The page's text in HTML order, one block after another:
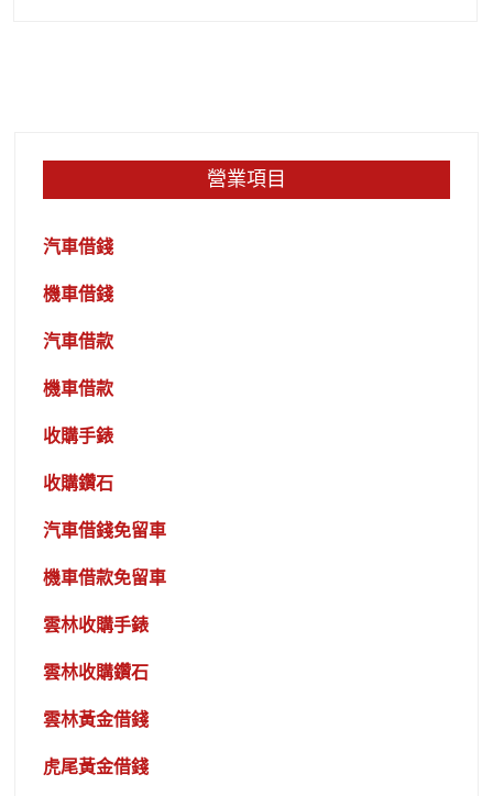
營業項目
汽車借錢
機車借錢
汽車借款
機車借款
收購手錶
收購鑽石
汽車借錢免留車
機車借款免留車
雲林收購手錶
雲林收購鑽石
雲林黃金借錢
虎尾黃金借錢